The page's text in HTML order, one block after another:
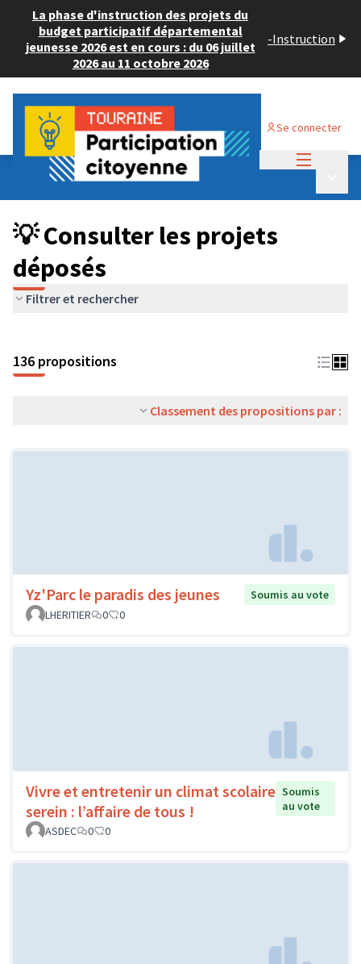
La phase d'instruction des projets du
budget participatif départemental
jeunesse 2026 est en cours : du 06 juillet
2026 au 11 octobre 2026
-Instruction
Se connecter
Budget Participatif JEUNESSE 2024
💡 Consulter les projets déposés
💡 Consulter les projets
déposés
Filtrer et rechercher
136 propositions
Classement des propositions par :
Yz'Parc le paradis des jeunes
Soumis au vote
LHERITIER
0 0
Vivre et entretenir un climat scolaire
serein : l’affaire de tous !
Soumis
au vote
ASDEC
0 0